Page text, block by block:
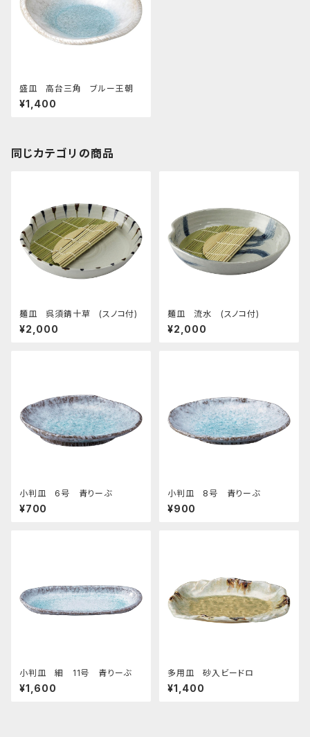
盛皿 高台三角 ブルー王朝
¥1,400
同じカテゴリの商品
麺皿 呉須錆十草 (スノコ付)
¥2,000
麺皿 流水 (スノコ付)
¥2,000
小判皿 6号 青りーぶ
¥700
小判皿 8号 青りーぶ
¥900
小判皿 細 11号 青りーぶ
¥1,600
多用皿 砂入ビードロ
¥1,400